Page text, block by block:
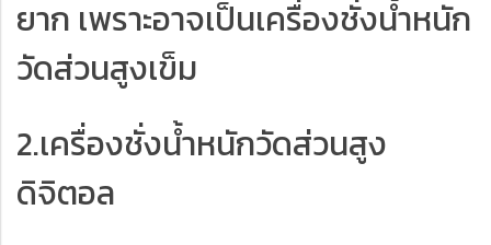
ยาก เพราะอาจเป็นเครื่องชั่งน้ำหนัก
วัดส่วนสูงเข็ม
2.เครื่องชั่งน้ำหนักวัดส่วนสูง
ดิจิตอล